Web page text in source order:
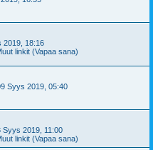
2019, 18:16
linkit (Vapaa sana)
Syys 2019, 05:40
Syys 2019, 11:00
linkit (Vapaa sana)